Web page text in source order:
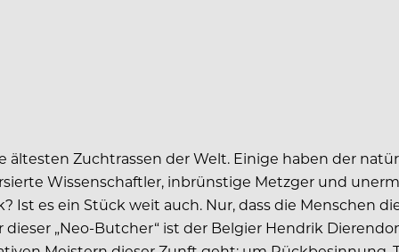
ältesten Zuchtrassen der Welt. Einige haben der
Wissenschaftler, inbrünstige Metzger und
Ist es ein Stück weit auch. Nur, dass die Menschen
„Neo-Butcher“ ist der Belgier Hendrik